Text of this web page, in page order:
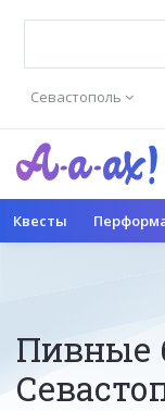
Севастополь
Квесты
Пивные